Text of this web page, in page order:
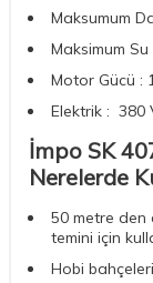
Maksumum
Maksimum
Motor Gücü :
Elektrik : 380
İmpo SK
Nerelerde
50 metre den
temini için
Hobi